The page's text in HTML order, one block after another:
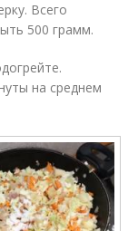
Всего
500 грамм.
на среднем